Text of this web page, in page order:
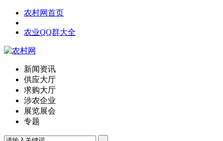
农村网首页
农业QQ群大全
新闻资讯
供应大厅
求购大厅
涉农企业
展览展会
专题